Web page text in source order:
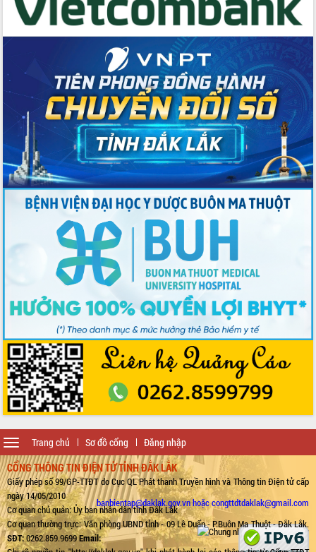
Trang chủ Sơ đồ cổng Đăng nhập
Toggle
navigation
CỔNG THÔNG TIN ĐIỆN TỬ TỈNH ĐẮK LẮK
Giấy phép số 99/GP-TTĐT do Cục QL Phát thanh Truyền hình và Thông tin Điện tử cấp
ngày 14/05/2010
Cơ quan chủ quản: Ủy ban nhân dân tỉnh Đắk Lắk
Cơ quan thường trực: Văn phòng UBND tỉnh - 09 Lê Duẩn - P.Buôn Ma Thuột - Đắk Lắk.
SĐT:0262.859.9699Email:
banbientap@daklak.gov.vn hoặc congttdtdaklak@gmail.com